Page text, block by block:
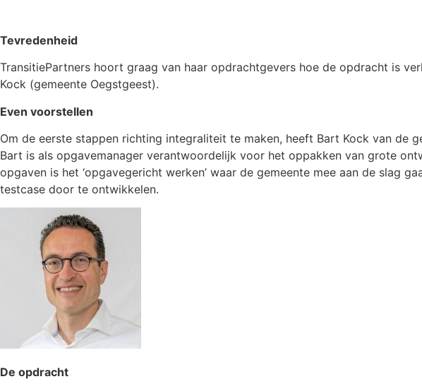
Tevredenheid
TransitiePartners hoort graag van haar opdrachtgevers hoe de opdracht is
Kock (gemeente Oegstgeest).
Even voorstellen
Om de eerste stappen richting integraliteit te maken, heeft Bart Kock van de
Bart is als opgavemanager verantwoordelijk voor het oppakken van grote
opgaven is het ‘opgavegericht werken’ waar de gemeente mee aan de slag
testcase door te ontwikkelen.
De opdracht